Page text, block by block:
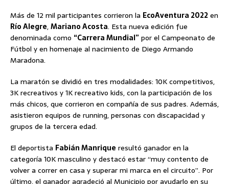
Más de 12 mil participantes corrieron la EcoAventura 2022en
Río Alegre,Mariano Acosta. Esta nueva edición fue
denominada como “Carrera Mundial”por el Campeonato de
Fútbol y en homenaje al nacimiento de Diego Armando
Maradona.
La maratón se dividió en tres modalidades: 10K competitivos,
3K recreativos y 1K recreativo kids, con la participación de los
más chicos, que corrieron en compañía de sus padres. Además,
asistieron equipos de running, personas con discapacidad y
grupos de la tercera edad.
El deportista Fabián Manrique resultó ganador en la
categoría 10K masculino y destacó estar “muy contento de
volver a correr en casa y superar mi marca en el circuito”. Por
último, el ganador agradeció al Municipio por ayudarlo en su